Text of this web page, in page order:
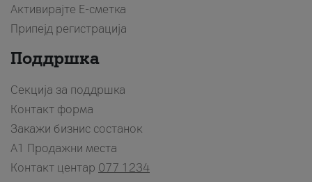
Активирајте Е-сметка
Припејд регистрација
Поддршка
Секција за поддршка
Контакт форма
Закажи бизнис состанок
A1 Продажни места
Контакт центар 077 1234